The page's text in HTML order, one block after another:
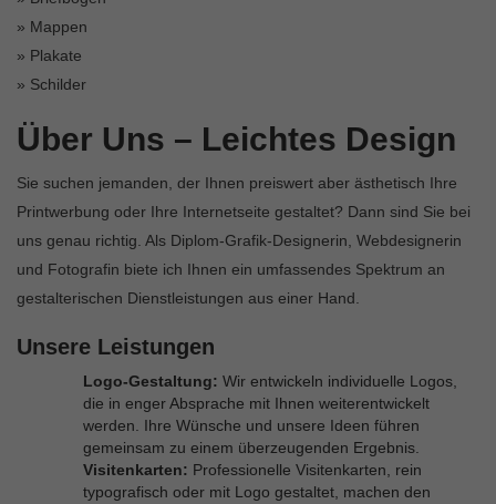
» Mappen
» Plakate
» Schilder
Über Uns – Leichtes Design
Sie suchen jemanden, der Ihnen preiswert aber ästhetisch Ihre
Printwerbung oder Ihre Internetseite gestaltet? Dann sind Sie bei
uns genau richtig. Als Diplom-Grafik-Designerin, Webdesignerin
und Fotografin biete ich Ihnen ein umfassendes Spektrum an
gestalterischen Dienstleistungen aus einer Hand.
Unsere Leistungen
Logo-Gestaltung: Wir entwickeln individuelle Logos,
die in enger Absprache mit Ihnen weiterentwickelt
werden. Ihre Wünsche und unsere Ideen führen
gemeinsam zu einem überzeugenden Ergebnis.
Visitenkarten: Professionelle Visitenkarten, rein
typografisch oder mit Logo gestaltet, machen den